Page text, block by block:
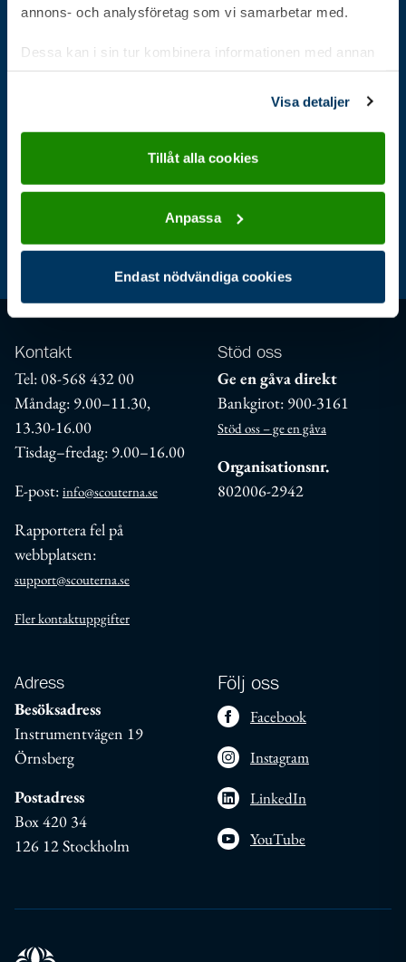
annons- och analysföretag som vi samarbetar med.
Dessa kan i sin tur kombinera informationen med annan
information som du har tillhandahållit eller som de har
Visa detaljer
Tillåt alla cookies
Anpassa
Endast nödvändiga cookies
Gå direkt till
Bli scout Kalender Stöd oss
Aktuellt För ledare Jag är scout
Kontakt
Tel: 08-568 432 00
Måndag: 9.00–11.30,
13.30-16.00
Tisdag–fredag: 9.00–16.00
E-post: info@scouterna.se
Rapportera fel på
webbplatsen:
support@scouterna.se
Fler kontaktuppgifter
Stöd oss
Ge en gåva direkt
Bankgirot: 900-3161
Stöd oss – ge en gåva
Organisationsnr.
802006-2942
Adress
Besöksadress
Instrumentvägen 19
Örnsberg
Postadress
Box 420 34
126 12 Stockholm
Följ oss
Facebook
Instagram
LinkedIn
YouTube